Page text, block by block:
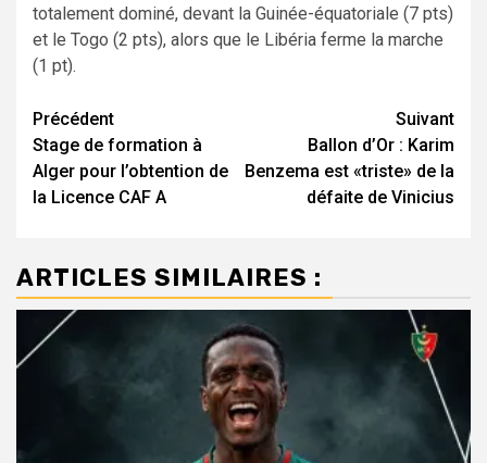
totalement dominé, devant la Guinée-équatoriale (7 pts)
et le Togo (2 pts), alors que le Libéria ferme la marche
(1 pt).
Navigation
d’article
Précédent
Stage de formation à
Alger pour l’obtention de
la Licence CAF A
Suivant
Ballon d’Or : Karim
Benzema est «triste» de la
défaite de Vinicius
ARTICLES SIMILAIRES :